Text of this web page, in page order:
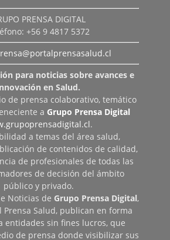
PRENSA DIGITAL
+56 9 4817 5372
para noticias sobre avances e
en Salud.
de prensa colaborativo, temático
a Grupo Prensa Digital
.
a temas del área salud,
de contenidos de calidad,
de profesionales de todas las
de decisión del ámbito
público y privado.
Noticias de Grupo Prensa Digital,
Prensa Salud, publican en forma
entidades sin fines lucros, que
de prensa donde visibilizar sus